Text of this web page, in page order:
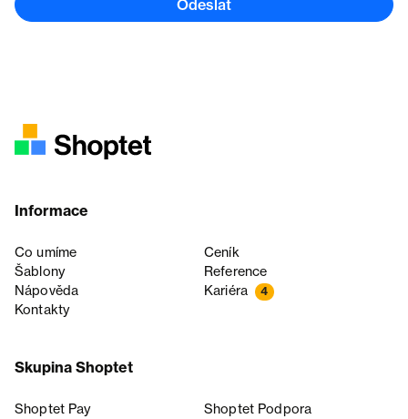
Odeslat
Informace
Co umíme
Ceník
Šablony
Reference
Nápověda
Kariéra 4
Kontakty
Skupina Shoptet
Shoptet Pay
Shoptet Podpora